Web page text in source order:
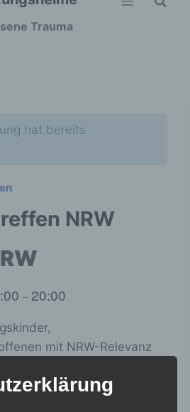
Trauma
hat bereits
NRW
– 20:00
mit NRW-Relevanz
nach NRW
von beiden, jedoch